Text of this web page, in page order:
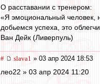
О расставании с тренером:
«Я эмоциональный человек,
добьемся успеха, это
Ван Дейк (Ливерпуль)
# slava1 » 03 апр 2024 18:53
лео22 » 03 апр 2024 11:20